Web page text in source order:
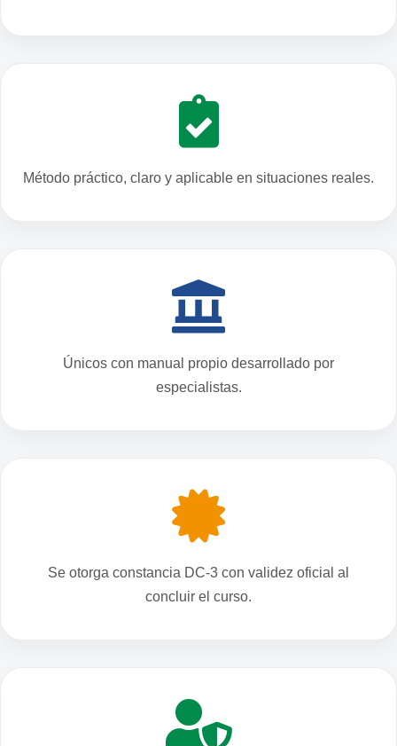
Método práctico, claro y aplicable en situaciones reales.
Únicos con manual propio desarrollado por
especialistas.
Se otorga constancia DC-3 con validez oficial al
concluir el curso.